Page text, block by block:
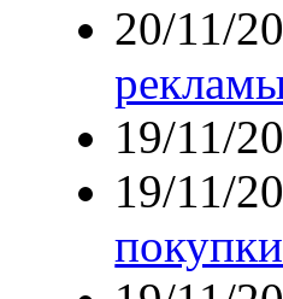
20/11/
19/11/
19/11/